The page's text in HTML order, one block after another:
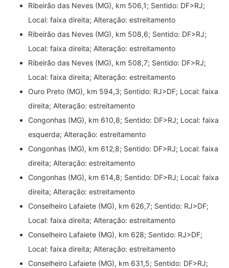
Ribeirão das Neves (MG), km 506,1; Sentido: DF>RJ;
Local: faixa direita; Alteração: estreitamento
Ribeirão das Neves (MG), km 508,6; Sentido: DF>RJ;
Local: faixa direita; Alteração: estreitamento
Ribeirão das Neves (MG), km 508,7; Sentido: DF>RJ;
Local: faixa direita; Alteração: estreitamento
Ouro Preto (MG), km 594,3; Sentido: RJ>DF; Local: faixa
direita; Alteração: estreitamento
Congonhas (MG), km 610,8; Sentido: DF>RJ; Local: faixa
esquerda; Alteração: estreitamento
Congonhas (MG), km 612,8; Sentido: DF>RJ; Local: faixa
direita; Alteração: estreitamento
Congonhas (MG), km 614,8; Sentido: DF>RJ; Local: faixa
direita; Alteração: estreitamento
Conselheiro Lafaiete (MG), km 626,7; Sentido: RJ>DF;
Local: faixa direita; Alteração: estreitamento
Conselheiro Lafaiete (MG), km 628; Sentido: RJ>DF;
Local: faixa direita; Alteração: estreitamento
Conselheiro Lafaiete (MG), km 631,5; Sentido: DF>RJ;